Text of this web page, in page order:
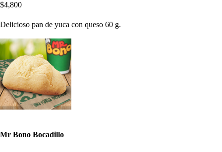
$4,800
Delicioso pan de yuca con queso 60 g.
Mr Bono Bocadillo